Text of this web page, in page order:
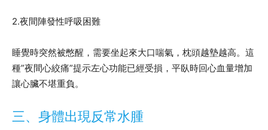
2.夜間陣發性呼吸困難
睡覺時突然被憋醒，需要坐起來大口喘氣，枕頭越墊越高。這
種”夜間心絞痛”提示左心功能已經受損，平臥時回心血量增加
讓心臟不堪重負。
三、身體出現反常水腫